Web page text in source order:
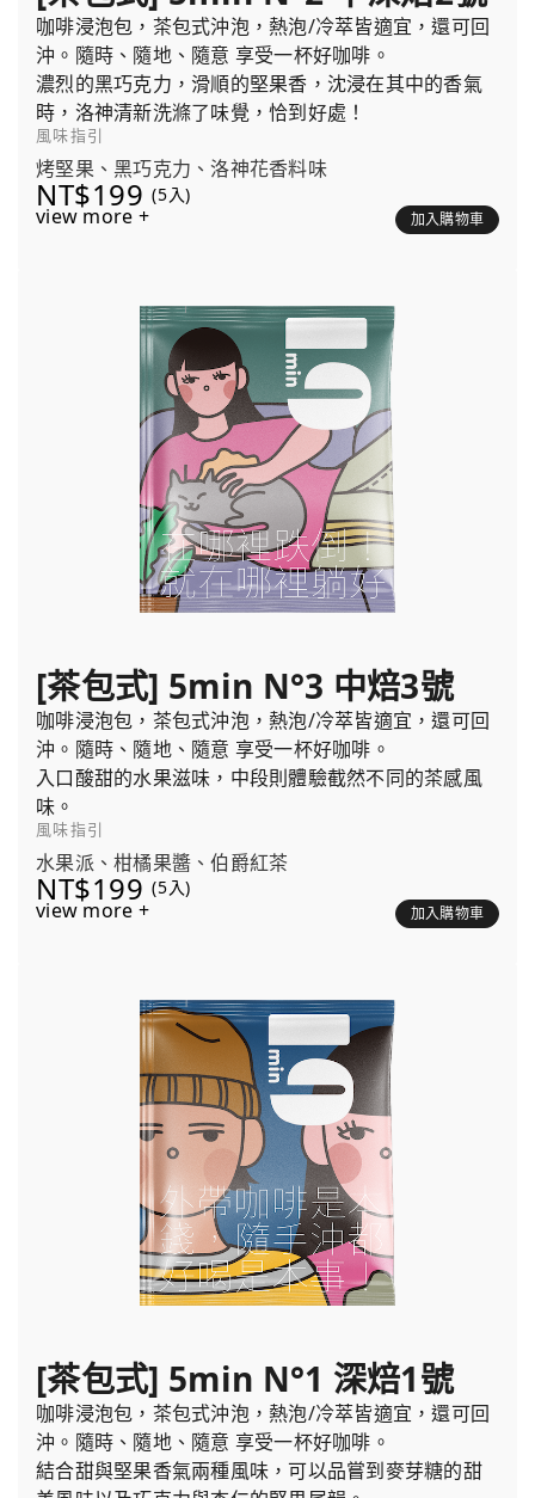
咖啡浸泡包，茶包式沖泡，熱泡/冷萃皆適宜，還可回
沖。隨時、隨地、隨意 享受一杯好咖啡。
濃烈的黑巧克力，滑順的堅果香，沈浸在其中的香氣
時，洛神清新洗滌了味覺，恰到好處！
風味指引
烤堅果、黑巧克力、洛神花香料味
NT$199 (5入)
view more + 加入購物車
[茶包式] 5min N°3 中焙3號
咖啡浸泡包，茶包式沖泡，熱泡/冷萃皆適宜，還可回
沖。隨時、隨地、隨意 享受一杯好咖啡。
入口酸甜的水果滋味，中段則體驗截然不同的茶感風
味。
風味指引
水果派、柑橘果醬、伯爵紅茶
NT$199 (5入)
view more + 加入購物車
[茶包式] 5min N°1 深焙1號
咖啡浸泡包，茶包式沖泡，熱泡/冷萃皆適宜，還可回
沖。隨時、隨地、隨意 享受一杯好咖啡。
結合甜與堅果香氣兩種風味，可以品嘗到麥芽糖的甜